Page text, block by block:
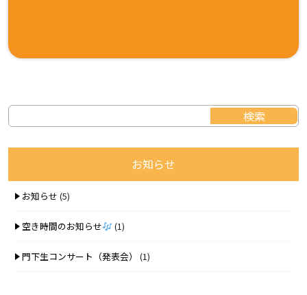
お知らせ
お知らせ (5)
空き時間のお知らせ (1)
門下生コンサート（発表会） (1)